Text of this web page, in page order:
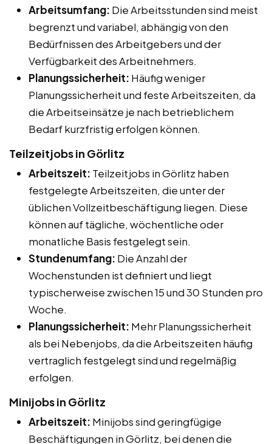
Arbeitsumfang: Die Arbeitsstunden sind meist
begrenzt und variabel, abhängig von den
Bedürfnissen des Arbeitgebers und der
Verfügbarkeit des Arbeitnehmers.
Planungssicherheit: Häufig weniger
Planungssicherheit und feste Arbeitszeiten, da
die Arbeitseinsätze je nach betrieblichem
Bedarf kurzfristig erfolgen können.
Teilzeitjobs in Görlitz
Arbeitszeit: Teilzeitjobs in Görlitz haben
festgelegte Arbeitszeiten, die unter der
üblichen Vollzeitbeschäftigung liegen. Diese
können auf tägliche, wöchentliche oder
monatliche Basis festgelegt sein.
Stundenumfang: Die Anzahl der
Wochenstunden ist definiert und liegt
typischerweise zwischen 15 und 30 Stunden pro
Woche.
Planungssicherheit: Mehr Planungssicherheit
als bei Nebenjobs, da die Arbeitszeiten häufig
vertraglich festgelegt sind und regelmäßig
erfolgen.
Minijobs in Görlitz
Arbeitszeit: Minijobs sind geringfügige
Beschäftigungen in Görlitz, bei denen die